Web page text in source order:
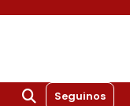
Seguinos